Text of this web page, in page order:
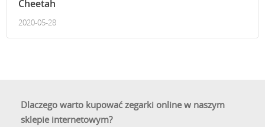
Cheetah
2020-05-28
Dlaczego warto kupować zegarki online w naszym
sklepie internetowym?